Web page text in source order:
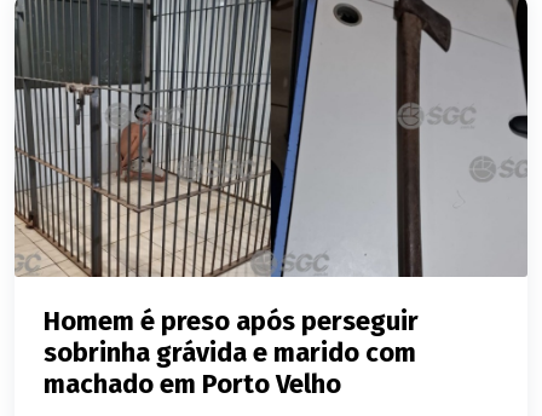
Homem é preso após perseguir
sobrinha grávida e marido com
machado em Porto Velho